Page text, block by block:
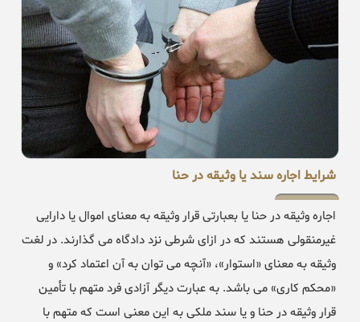
شرایط اجاره سند یا وثیقه در حنا
اجاره وثیقه در حنا یا بعبارتی قرار وثیقه به معنای اموال یا دارایی
غیرمنقولی هستند که در ازای شرطی نزد دادگاه می گذارند. در لغت
وثیقه به معنای «استوار»، «آنچه می توان به آن اعتماد کرد» و
«محکم کاری» می باشد. به عبارت دیگر آزادی فرد متهم با تأمین
قرار وثیقه در حنا و یا سند ملکی به این معنی است که متهم با